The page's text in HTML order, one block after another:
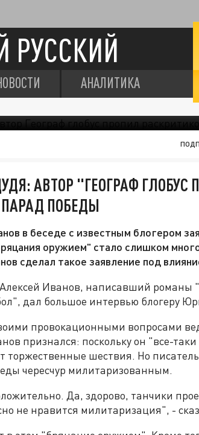
РУССКИЙ
АНАЛИТИКА
АВТОР "ГЕОГРАФ ГЛОБУС
ПОБЕДЫ
в беседе с известным блогером
оружием" стало слишком
сделал такое заявление под
Иванов, написавший романы
дал большое интервью блогеру
провокационными вопросами
признался: поскольку он "все-таки
торжественные шествия. Но писатель
чересчур милитаризованным.
Да, здорово, танчики
не нравится милитаризация", -